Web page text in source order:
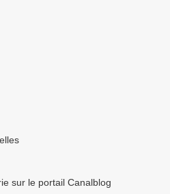
sur le portail Canalblog